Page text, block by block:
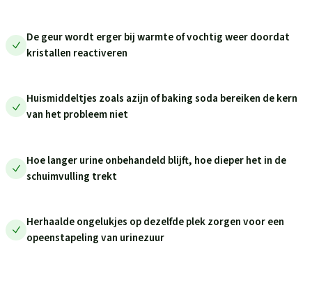
De geur wordt erger bij warmte of vochtig weer doordat
kristallen reactiveren
Huismiddeltjes zoals azijn of baking soda bereiken de kern
van het probleem niet
Hoe langer urine onbehandeld blijft, hoe dieper het in de
schuimvulling trekt
Herhaalde ongelukjes op dezelfde plek zorgen voor een
opeenstapeling van urinezuur